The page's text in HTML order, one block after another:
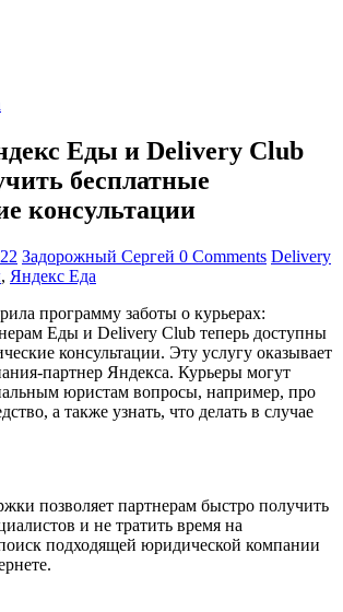
Еды и Delivery Club
бесплатные
консультации
Задорожный Сергей 0 Comments Delivery
, Яндекс Еда
программу заботы о курьерах:
Еды и Delivery Club теперь доступны
консультации. Эту услугу оказывает
партнер Яндекса. Курьеры могут
юристам вопросы, например, про
а также узнать, что делать в случае
позволяет партнерам быстро получить
и не тратить время на
подходящей юридической компании